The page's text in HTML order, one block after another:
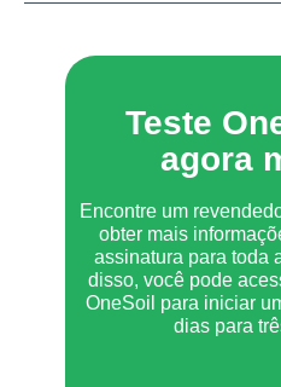
Teste
agora
Encontre um
obter mais
assinatura para toda
disso, você pode
OneSoil para iniciar
dias para